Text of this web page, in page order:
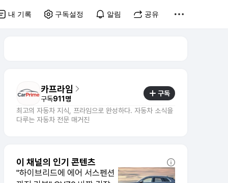
내 기록 구독설정 알림 공유
카프라임
구독911명
구독
최고의 자동차 지식, 프라임으로 완성하다. 자동차 소식을
다루는 자동차 전문 매거진
이 채널의 인기 콘텐츠
"하이브리드에 에어 서스펜션